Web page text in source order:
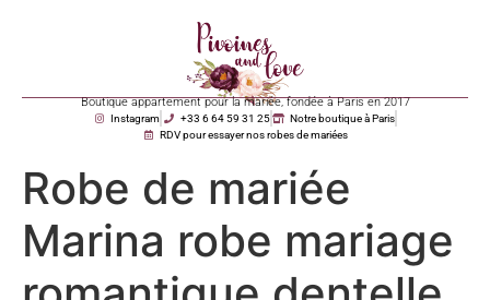
Boutique appartement pour la mariée, fondée à Paris en 2017
Instagram +33 6 64 59 31 25
Notre boutique à Paris
RDV pour essayer nos robes de mariées
Robe de mariée
Marina robe mariage